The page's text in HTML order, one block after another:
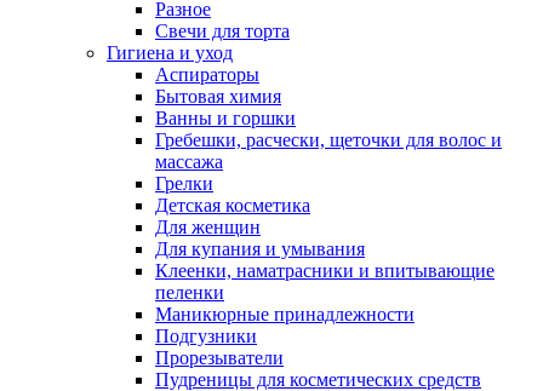
Разное
Свечи для торта
Гигиена и уход
Аспираторы
Бытовая химия
Ванны и горшки
Гребешки, расчески, щеточки для волос и
массажа
Грелки
Детская косметика
Для женщин
Для купания и умывания
Клеенки, наматрасники и впитывающие
пеленки
Маникюрные принадлежности
Подгузники
Прорезыватели
Пудреницы для косметических средств